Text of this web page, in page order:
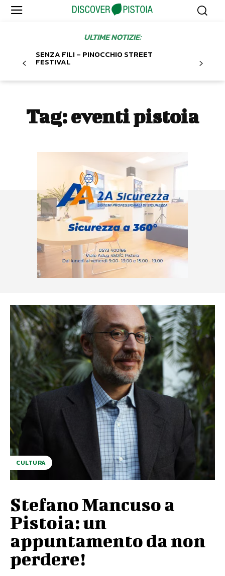
ULTIME NOTIZIE:
SENZA FILI – PINOCCHIO STREET
FESTIVAL
Tag:eventi pistoia
CULTURA
Stefano Mancuso a
Pistoia: un
appuntamento da non
perdere!